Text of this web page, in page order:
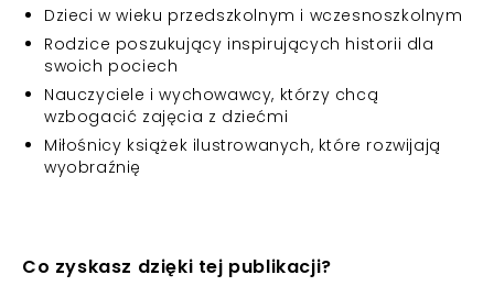
Dzieci w wieku przedszkolnym i wczesnoszkolnym
Rodzice poszukujący inspirujących historii dla
swoich pociech
Nauczyciele i wychowawcy, którzy chcą
wzbogacić zajęcia z dziećmi
Miłośnicy książek ilustrowanych, które rozwijają
wyobraźnię
Co zyskasz dzięki tej publikacji?